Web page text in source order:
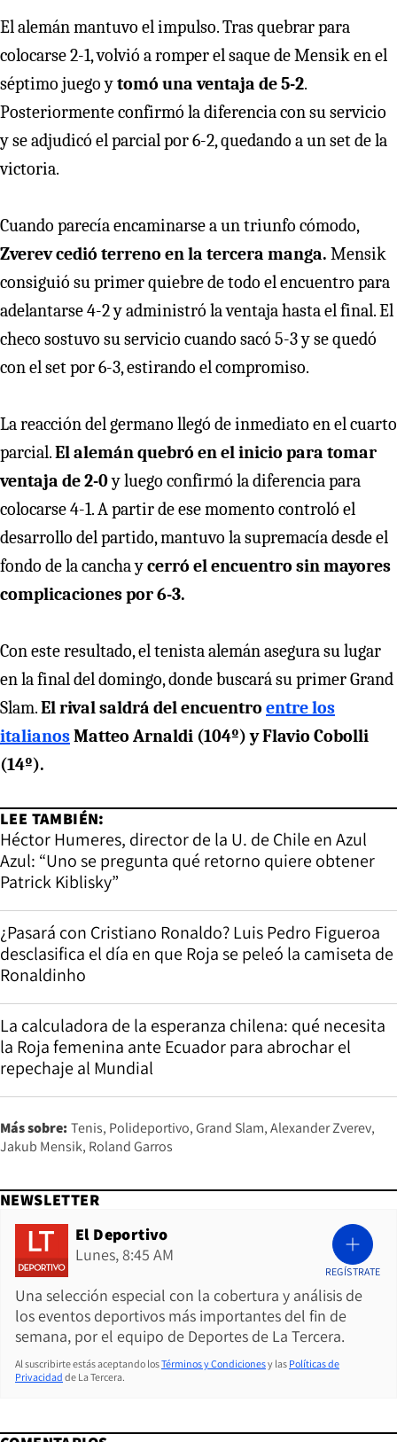
El alemán mantuvo el impulso. Tras quebrar para
colocarse 2-1, volvió a romper el saque de Mensik en el
séptimo juego ytomó una ventaja de 5-2.
Posteriormente confirmó la diferencia con su servicio
y se adjudicó el parcial por 6-2, quedando a un set de la
victoria.
Cuando parecía encaminarse a un triunfo cómodo,
Zverev cedió terreno en la tercera manga. Mensik
consiguió su primer quiebre de todo el encuentro para
adelantarse 4-2 y administró la ventaja hasta el final. El
checo sostuvo su servicio cuando sacó 5-3 y se quedó
con el set por 6-3, estirando el compromiso.
La reacción del germano llegó de inmediato en el cuarto
parcial.El alemán quebró en el inicio para tomar
ventaja de 2-0y luego confirmó la diferencia para
colocarse 4-1. A partir de ese momento controló el
desarrollo del partido, mantuvo la supremacía desde el
fondo de la cancha ycerró el encuentro sin mayores
complicaciones por 6-3.
Con este resultado, el tenista alemán asegura su lugar
en la final del domingo, donde buscará su primer Grand
Slam.El rival saldrá del encuentro entre los
italianosMatteo Arnaldi (104º) y Flavio Cobolli
(14º).
LEE TAMBIÉN:
Héctor Humeres, director de la U. de Chile en Azul
Azul: “Uno se pregunta qué retorno quiere obtener
Patrick Kiblisky”
¿Pasará con Cristiano Ronaldo? Luis Pedro Figueroa
desclasifica el día en que Roja se peleó la camiseta de
Ronaldinho
La calculadora de la esperanza chilena: qué necesita
la Roja femenina ante Ecuador para abrochar el
repechaje al Mundial
Más sobre: Tenis Polideportivo Grand Slam Alexander Zverev
Jakub Mensik Roland Garros
NEWSLETTER
El Deportivo
Lunes, 8:45 AM
Una selección especial con la cobertura y análisis de
los eventos deportivos más importantes del fin de
semana, por el equipo de Deportes de La Tercera.
REGÍSTRATE
Al suscribirte estás aceptando losTérminos y Condicionesy las Políticas de
Privacidad de La Tercera.